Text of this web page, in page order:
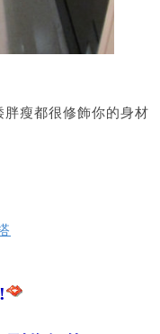
瘦都很修飾你的身材